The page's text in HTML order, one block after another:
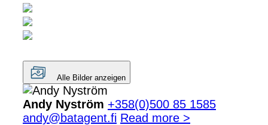
Alle Bilder anzeigen
Andy Nyström +358(0)500 85 1585
andy@batagent.fi Read more >